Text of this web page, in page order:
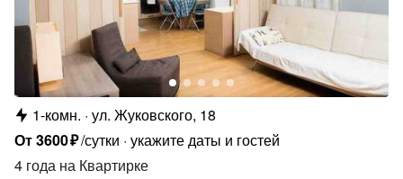
1-комн. ул. Жуковского, 18
От3600₽/сутки укажите даты и гостей
4 года на Квартирке